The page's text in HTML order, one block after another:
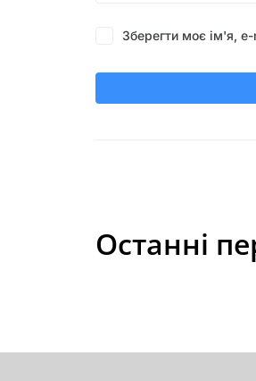
Зберегти моє ім'я,
Останні